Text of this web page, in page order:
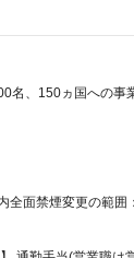
名、150ヵ国への事
面禁煙変更の範囲